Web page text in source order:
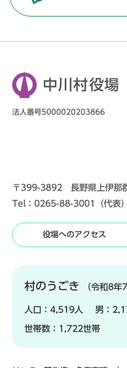
中川村役場
法人番号5000020203866
〒399-3892 長野県上伊那
Tel：0265-88-3001（代
役場へのアクセス
村のうごき （令和8年
人口： 4,519人 男：
世帯数： 1,722世帯